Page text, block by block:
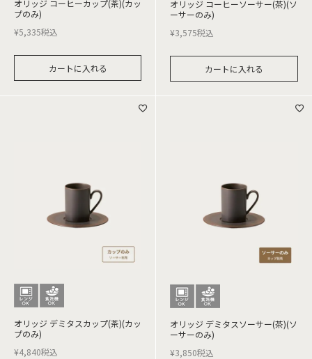
オリッジ コーヒーカップ(茶)(カッ
プのみ)
¥5,335税込
カートに入れる
オリッジ コーヒーソーサー(茶)(ソ
ーサーのみ)
¥3,575税込
カートに入れる
オリッジ デミタスカップ(茶)(カッ
プのみ)
¥4,840税込
オリッジ デミタスソーサー(茶)(ソ
ーサーのみ)
¥3,850税込